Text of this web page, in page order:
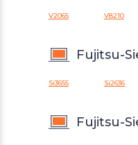
V2065 V8210
Fujitsu-
Si3655 Si2636
Fujitsu-